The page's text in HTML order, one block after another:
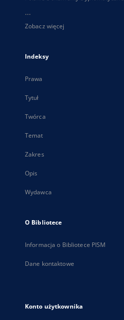
...
Zobacz więcej
Indeksy
Prawa
Tytuł
Twórca
Temat
Zakres
Opis
Wydawca
O Bibliotece
Informacja o Bibliotece PISM
Dane kontaktowe
Konto użytkownika